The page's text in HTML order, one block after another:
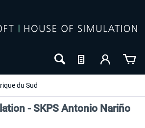
du Sud
- SKPS Antonio Nariño